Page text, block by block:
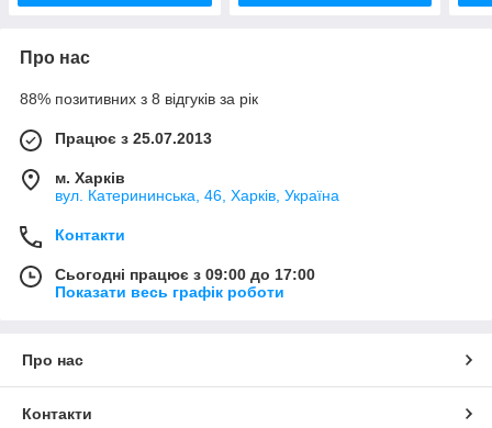
Про нас
88% позитивних з 8 відгуків за рік
Працює з 25.07.2013
м. Харків
вул. Катерининська, 46, Харків, Україна
Контакти
Сьогодні працює з 09:00 до 17:00
Показати весь графік роботи
Про нас
Контакти